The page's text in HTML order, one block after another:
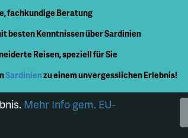
fachkundige Beratung
besten Kenntnissen über Sardinien
Reisen, speziell für Sie
Sardinienzu einem unvergesslichen Erlebnis!
Mehr Info gem. EU-